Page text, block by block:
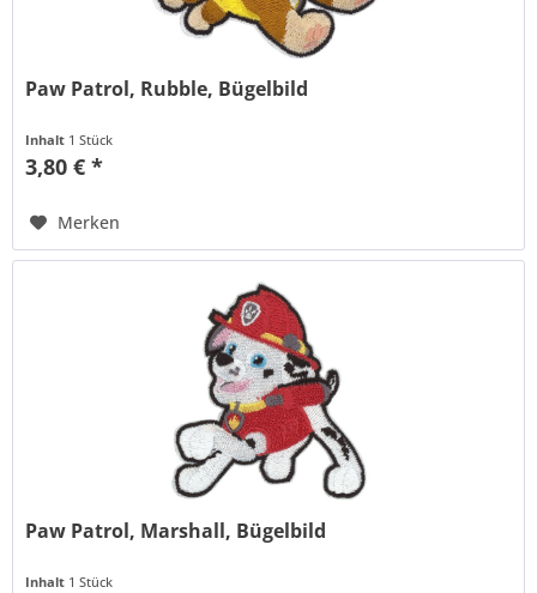
Paw Patrol, Rubble, Bügelbild
Inhalt 1 Stück
3,80 € *
Merken
Paw Patrol, Marshall, Bügelbild
Inhalt 1 Stück